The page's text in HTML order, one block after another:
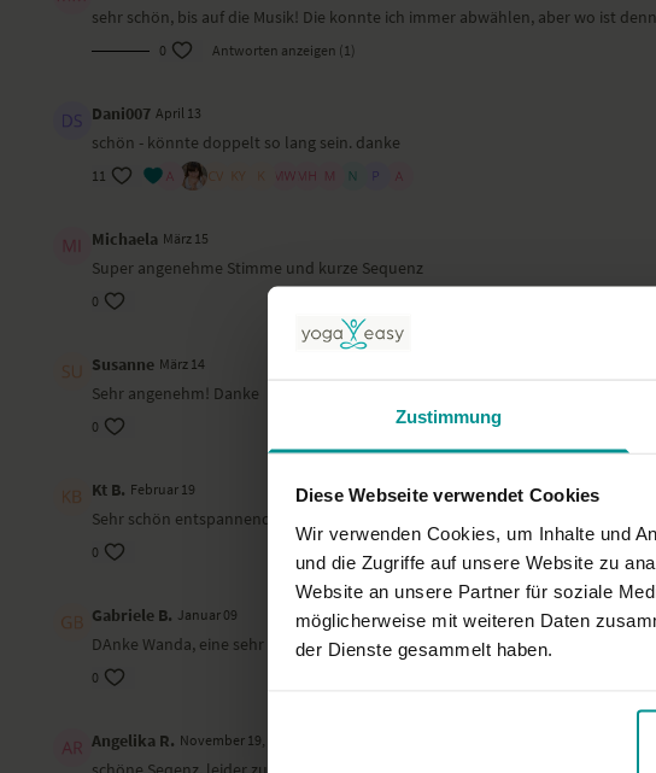
Zustimmung
Diese Webseite verwendet Cookies
Wir verwenden Cookies, um Inhalte und
und die Zugriffe auf unsere Website zu
Website an unsere Partner für soziale
möglicherweise mit weiteren Daten
der Dienste gesammelt haben.
sehr schön, bis auf die Musik! Die konnte ich immer abwählen, aber wo ist
0 Antworten anzeigen (1)
Dani007 April 13
schön - könnte doppelt so lang sein. danke
11
Michaela März 15
Super angenehme Stimme und kurze Sequenz
0
Susanne März 14
Sehr angenehm! Danke
0
Kt B. Februar 19
Sehr schön entspannend. Danke!
0
Gabriele B. Januar 09
DAnke Wanda, eine sehr schöne kleine Yineinheit :)
0
Angelika R. November 19, 2025